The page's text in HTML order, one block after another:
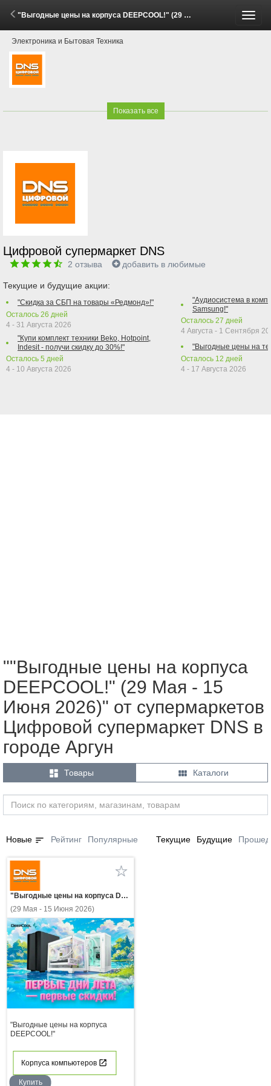
"Выгодные цены на корпуса DEEPCOOL!" (29 Мая - 15 Июня 2026)
Электроника и Бытовая Техника
Показать все
Цифровой супермаркет DNS
2 отзыва добавить в любимые
Текущие и будущие акции:
"Скидка за СБП на товары «Редмонд»!"
Осталось 26 дней
4 - 31 Августа 2026
"Купи комплект техники Beko, Hotpoint,
Indesit - получи скидку до 30%!"
Осталось 5 дней
4 - 10 Августа 2026
"Аудиосистема в
Samsung!"
Осталось 27 дней
4 Августа - 1 Сентября
"Выгодные цены на
Осталось 12 дней
4 - 17 Августа 2026
""Выгодные цены на корпуса
DEEPCOOL!" (29 Мая - 15
Июня 2026)" от супермаркетов
Цифровой супермаркет DNS в
городе Аргун
 Товары  Каталоги
Новые sort Рейтинг Популярные Текущие Будущие
"Выгодные цены на корпуса DEEPCOOL!"
(29 Мая - 15 Июня 2026)
"Выгодные цены на корпуса
DEEPCOOL!"
Корпуса компьютеров
Купить